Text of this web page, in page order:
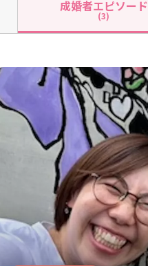
成婚者エピソード
(3)